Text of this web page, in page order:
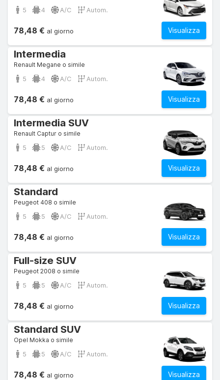
5 4 A/C Autom.
Visualizza
78,48 € al giorno
Intermedia
Renault Megane o simile
5 4 A/C Autom.
Visualizza
78,48 € al giorno
Intermedia SUV
Renault Captur o simile
5 5 A/C Autom.
Visualizza
78,48 € al giorno
Standard
Peugeot 408 o simile
5 5 A/C Autom.
Visualizza
78,48 € al giorno
Full-size SUV
Peugeot 2008 o simile
5 5 A/C Autom.
Visualizza
78,48 € al giorno
Standard SUV
Opel Mokka o simile
5 5 A/C Autom.
Visualizza
78,48 € al giorno